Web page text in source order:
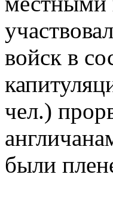
войск в
чел.)
были